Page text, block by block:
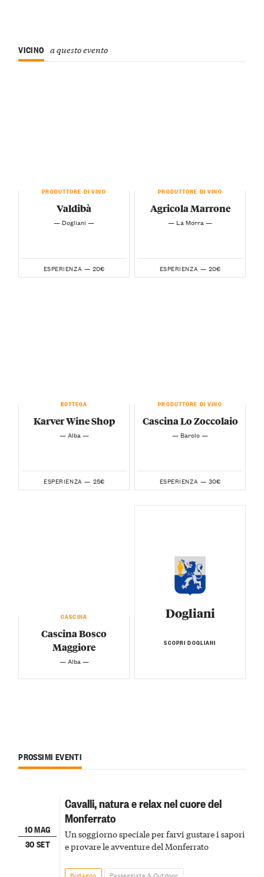
VICINO a questo evento
PRODUTTORE DI VINO
Valdibà
— Dogliani —
ESPERIENZA — 20€
PRODUTTORE DI VINO
Agricola Marrone
— La Morra —
ESPERIENZA — 20€
BOTTEGA
Karver Wine Shop
— Alba —
ESPERIENZA — 25€
PRODUTTORE DI VINO
Cascina Lo Zoccolaio
— Barolo —
ESPERIENZA — 30€
CASCINA
Cascina Bosco
Maggiore
— Alba —
Dogliani
SCOPRI DOGLIANI
PROSSIMI EVENTI
10 MAG
30 SET
Cavalli, natura e relax nel cuore del
Monferrato
Un soggiorno speciale per farvi gustare i sapori
e provare le avventure del Monferrato
Bistagno Passeggiate & Outdoor